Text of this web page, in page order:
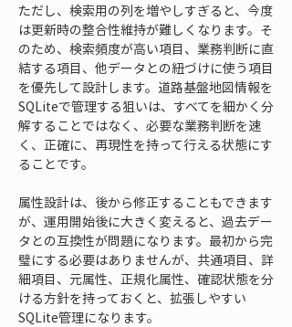
ただし、検索用の列を増やしすぎると、今度
は更新時の整合性維持が難しくなります。そ
のため、検索頻度が高い項目、業務判断に直
結する項目、他データとの紐づけに使う項目
を優先して設計します。道路基盤地図情報を
SQLiteで管理する狙いは、すべてを細かく分
解することではなく、必要な業務判断を速
く、正確に、再現性を持って行える状態にす
ることです。
属性設計は、後から修正することもできます
が、運用開始後に大きく変えると、過去デー
タとの互換性が問題になります。最初から完
璧にする必要はありませんが、共通項目、詳
細項目、元属性、正規化属性、確認状態を分
ける方針を持っておくと、拡張しやすい
SQLite管理になります。